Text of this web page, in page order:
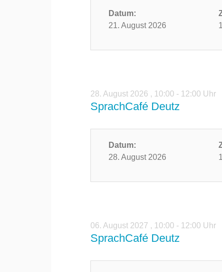
Datum:
21. August 2026
28. August 2026 , 10:00 - 12:00 Uhr
SprachCafé Deutz
Datum:
28. August 2026
06. August 2027 , 10:00 - 12:00 Uhr
SprachCafé Deutz